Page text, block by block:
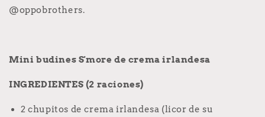
@oppobrothers.
Mini budines S'more de crema irlandesa
INGREDIENTES (2 raciones)
2 chupitos de crema irlandesa (licor de su